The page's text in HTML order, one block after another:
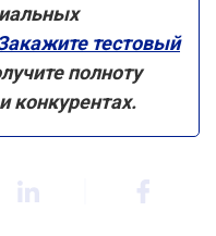
тестовый
полноту
конкурентах.